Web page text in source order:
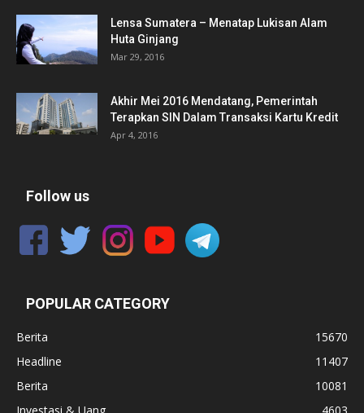
Lensa Sumatera – Menatap Lukisan Alam
Huta Ginjang
Mar 29, 2016
Akhir Mei 2016 Mendatang, Pemerintah
Terapkan SIN Dalam Transaksi Kartu Kredit
Apr 4, 2016
Follow us
POPULAR CATEGORY
Berita
15670
Headline
11407
Berita
10081